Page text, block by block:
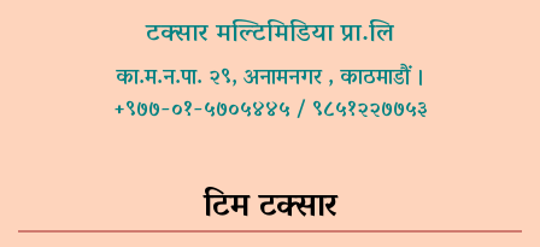
टक्सार मल्टिमिडिया प्रा.लि
का.म.न.पा. २९, अनामनगर , काठमाडौं ।
+९७७-०१-५७०५४४५ / ९८५१२२७७५३
टिम टक्सार